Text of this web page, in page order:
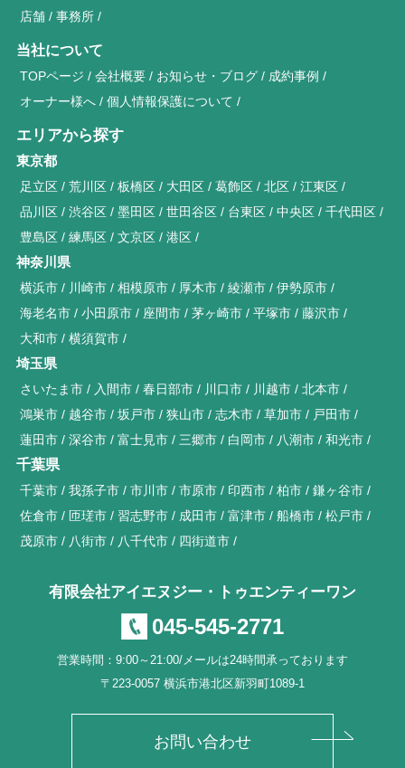
店舗 事務所
当社について
TOPページ 会社概要 お知らせ・ブログ
成約事例
オーナー様へ
個人情報保護について
エリアから探す
東京都
足立区 荒川区 板橋区 大田区 葛飾区 北区
江東区
品川区
渋谷区 墨田区 世田谷区 台東区 中央区
千代田区
豊島区
練馬区 文京区 港区
神奈川県
横浜市 川崎市 相模原市 厚木市 綾瀬市
伊勢原市
海老名市
小田原市 座間市 茅ヶ崎市 平塚市
藤沢市
大和市
横須賀市
埼玉県
さいたま市 入間市 春日部市 川口市 川越市
北本市
鴻巣市
越谷市 坂戸市 狭山市 志木市 草加市
戸田市
蓮田市
深谷市 富士見市 三郷市 白岡市 八潮市 和光市
千葉県
千葉市 我孫子市 市川市 市原市 印西市 柏市
鎌ヶ谷市
佐倉市
匝瑳市 習志野市 成田市 富津市 船橋市
松戸市
茂原市
八街市 八千代市 四街道市
有限会社アイエヌジー・トゥエンティーワン
045-545-2771
営業時間：9:00～21:00/メールは24時間承っております
〒223-0057 横浜市港北区新羽町1089-1
お問い合わせ